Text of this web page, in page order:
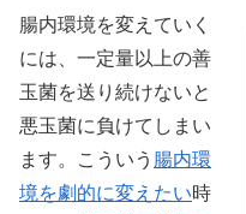
腸内環境を変えていく
には、一定量以上の善
玉菌を送り続けないと
悪玉菌に負けてしまい
ます。こういう 腸内環
境を劇的に変えたい時